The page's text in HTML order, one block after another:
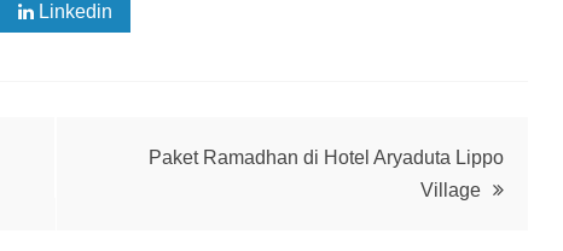
Linkedin
Paket Ramadhan di Hotel Aryaduta Lippo
Village